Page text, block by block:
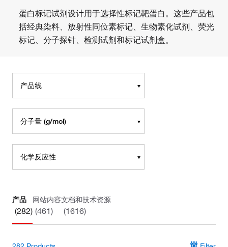
蛋白标记试剂设计用于选择性标记靶蛋白。这些产品包
括经典染料、放射性同位素标记、生物素化试剂、荧光
标记、分子探针、检测试剂和标记试剂盒。
产品线
分子量 (g/mol)
化学反应性
产品
(282)
网站内容
(461)
文档和技术资源
(1616)